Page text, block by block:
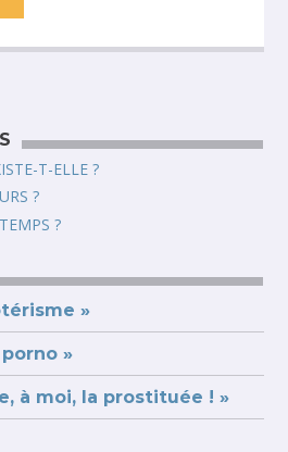
T-ELLE ?
?
?
»
»
à moi, la prostituée ! »